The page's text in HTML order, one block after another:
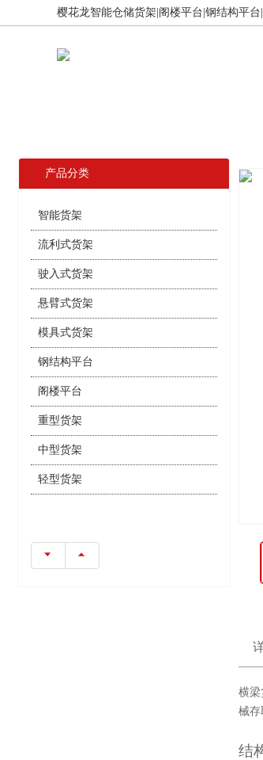
樱花龙智能仓储货架|阁楼平台|钢结构平
产品分类
智能货架
流利式货架
驶入式货架
悬臂式货架
模具式货架
钢结构平台
阁楼平台
重型货架
中型货架
轻型货架
横梁
械存
结